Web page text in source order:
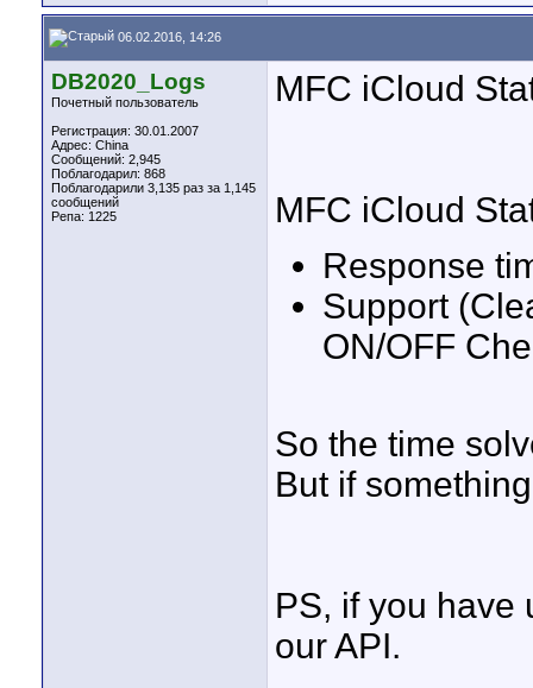
06.02.2016, 14:26
DB2020_Logs
Почетный пользователь
Регистрация: 30.01.2007
Адрес: China
Сообщений: 2,945
Поблагодарил: 868
Поблагодарили 3,135 раз за 1,145
сообщений
Репа: 1225
MFC iCloud
MFC iCloud
Response
Support
ON/OFF
So the time
But if
PS, if you have
our API.